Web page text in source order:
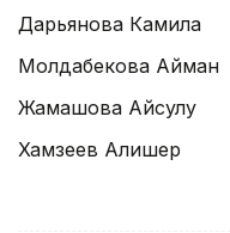
Дарьянова Камила
Молдабекова Айман
Жамашова Айсулу
Хамзеев Алишер